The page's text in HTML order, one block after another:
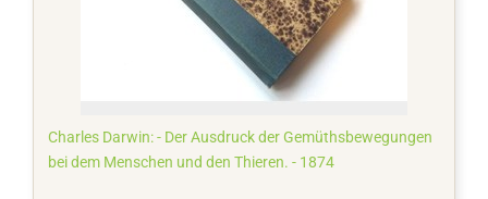
Charles Darwin: - Der Ausdruck der Gemüthsbewegungen
bei dem Menschen und den Thieren. - 1874